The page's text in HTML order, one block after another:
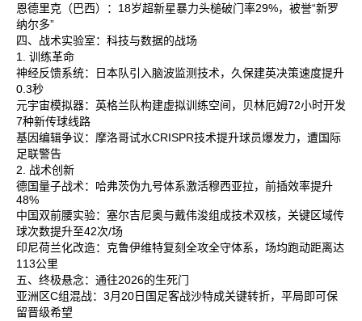
恩德里克‌（巴西）：18岁超新星暴力头槌破门率29%，被誉“新罗
纳尔多”‌
四、战术实验室：科技与数据的战场
1. 训练革命
神经反馈系统‌：日本队引入脑波监测技术，久保建英决策速度提升
0.3秒‌
元宇宙模拟器‌：英格兰队构建虚拟训练空间，贝林厄姆72小时开发
7种新传球线路‌
基因编辑争议‌：摩洛哥试水CRISPR技术提升球员爆发力，遭国际
足联警告‌
2. 战术创新
德国量子战术‌：哈弗茨伪九号体系激活穆西亚拉，前插效率提升
48%‌
中国双前腰实验‌：塞尔吉尼奥与戴伟浚组成技术双核，关键区域传
球次数提升至42次/场‌
印尼荷兰化改造‌：克鲁伊维特复刻全攻全守体系，场均跑动距离达
113公里‌
五、终极悬念：通往2026的生死门
亚洲区C组混战‌：3月20日国足客战沙特成关键转折，平局即可保
留晋级希望‌